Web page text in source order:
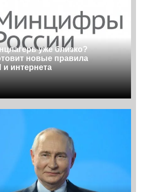
уже близко?
новые правила
и интернета